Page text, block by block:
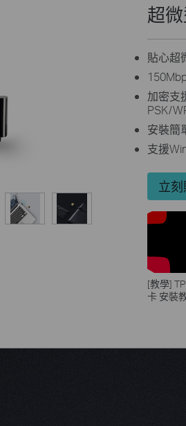
超
貼心超
加密支
PSK/
安裝簡
支援
立刻
[教學]
卡 安裝